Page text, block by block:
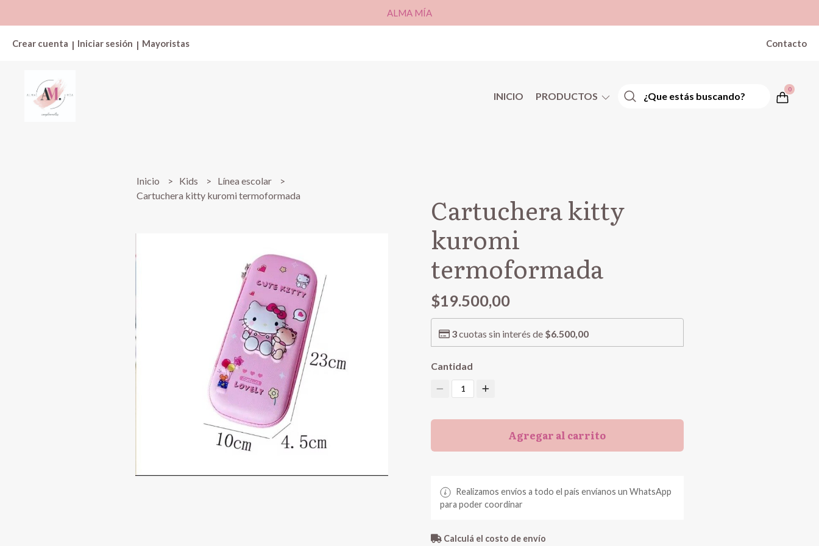
ALMA MÍA
Crear cuenta | Iniciar sesión | Mayoristas Contacto
INICIO PRODUCTOS
0
Inicio Kids
Línea escolar
Cartuchera kitty kuromi termoformada
Cartuchera kitty
kuromi
termoformada
$19.500,00
3cuotas sin interés de $6.500,00
Cantidad
1
Agregar al carrito
Realizamos envíos a todo el país envíanos un WhatsApp
para poder coordinar
Calculá el costo de envío